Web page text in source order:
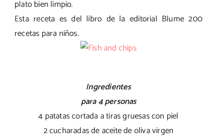
plato bien limpio.
Esta receta es del libro de la editorial Blume 200
recetas para niños.
Ingredientes
para 4 personas
4 patatas cortada a tiras gruesas con piel
2 cucharadas de aceite de oliva virgen